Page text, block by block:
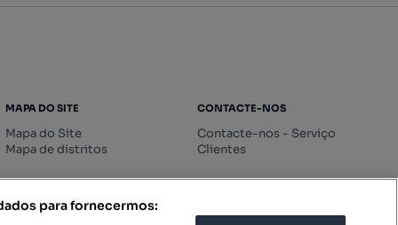
MAPA DO SITE
Mapa do Site
Mapa de distritos
CONTACTE-NOS
Contacte-nos - Serviço
Clientes
para fornecermos: